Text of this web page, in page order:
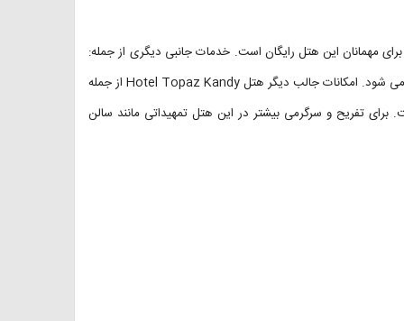
مهمانان این هتل رایگان است. خدمات جانبی دیگری از جمله:
خشکشویی و اتو نیز وجود دارد که البته هزینه اضافی برای این خدمات گرفته می شود. امکانات جالب دیگر هتل Hotel Topaz Kandy از جمله
تفریح و سرگرمی بیشتر در این هتل تمهیداتی مانند سالن